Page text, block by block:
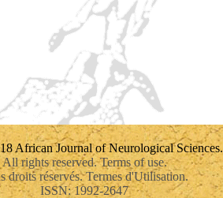
African Journal of Neurological Sciences.
All rights reserved. Terms of use.
droits réservés. Termes d'Utilisation.
ISSN: 1992-2647